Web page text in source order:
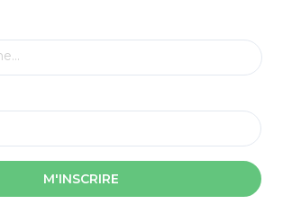
M'INSCRIRE